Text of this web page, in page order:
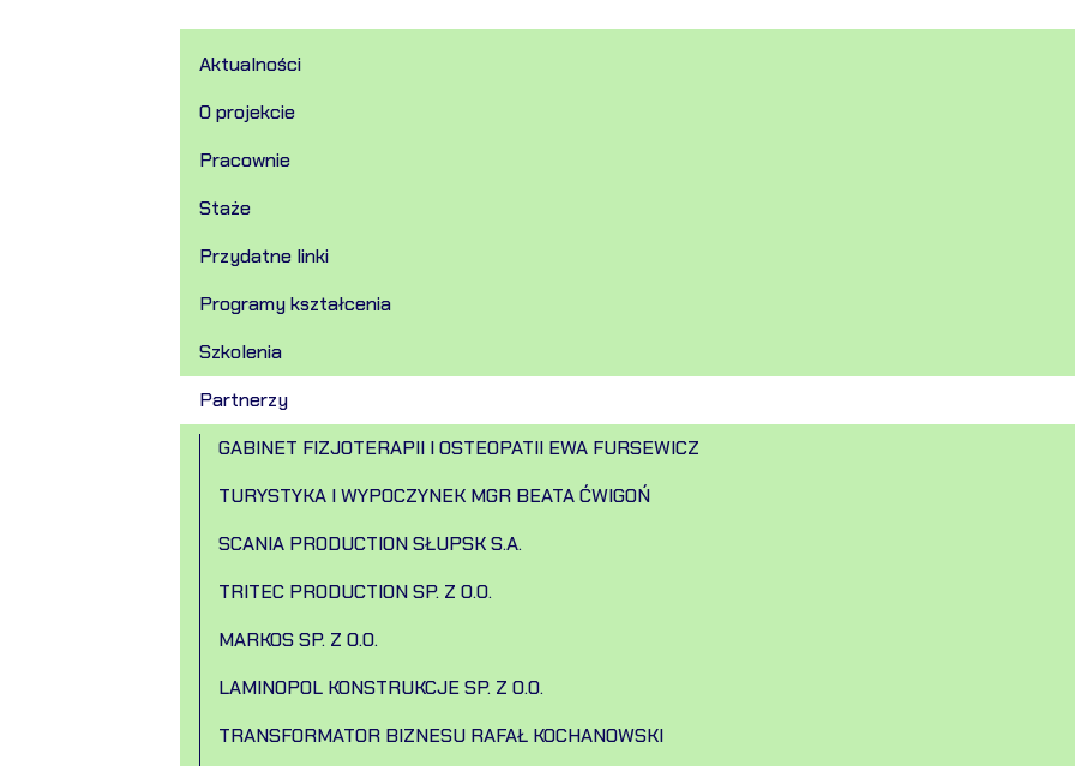
Aktualności
O projekcie
Pracownie
Staże
Przydatne linki
Programy kształcenia
Szkolenia
Partnerzy
GABINET FIZJOTERAPII I OSTEOPATII EWA FURSEWICZ
TURYSTYKA I WYPOCZYNEK MGR BEATA ĆWIGOŃ
SCANIA PRODUCTION SŁUPSK S.A.
TRITEC PRODUCTION SP. Z O.O.
MARKOS SP. Z O.O.
LAMINOPOL KONSTRUKCJE SP. Z O.O.
TRANSFORMATOR BIZNESU RAFAŁ KOCHANOWSKI